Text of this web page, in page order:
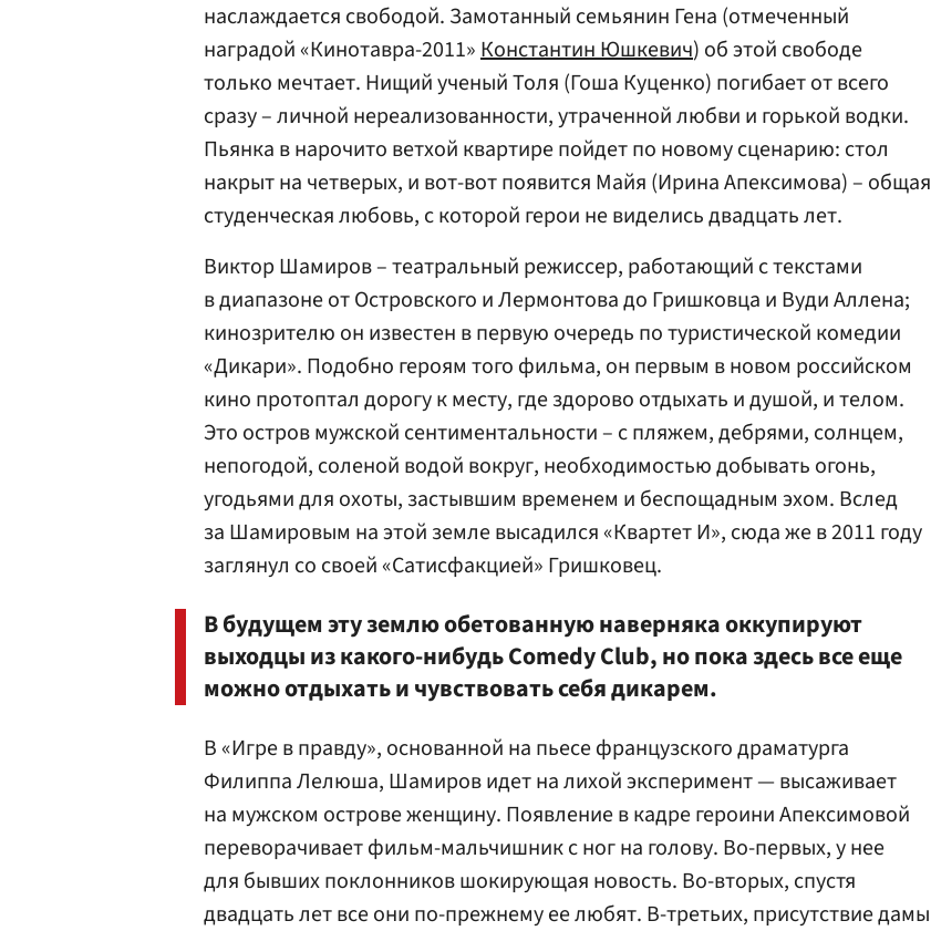
наслаждается свободой. Замотанный семьянин Гена (отмеченный
наградой «Кинотавра-2011»Константин Юшкевич) об этой свободе
только мечтает. Нищий ученый Толя (Гоша Куценко) погибает от всего
сразу – личной нереализованности, утраченной любви и горькой водки.
Пьянка в нарочито ветхой квартире пойдет по новому сценарию: стол
накрыт на четверых, и вот-вот появится Майя (Ирина Апексимова) – общая
студенческая любовь, с которой герои не виделись двадцать лет.
Виктор Шамиров – театральный режиссер, работающий с текстами
в диапазоне от Островского и Лермонтова до Гришковца и Вуди Аллена;
кинозрителю он известен в первую очередь по туристической комедии
«Дикари». Подобно героям того фильма, он первым в новом российском
кино протоптал дорогу к месту, где здорово отдыхать и душой, и телом.
Это остров мужской сентиментальности – с пляжем, дебрями, солнцем,
непогодой, соленой водой вокруг, необходимостью добывать огонь,
угодьями для охоты, застывшим временем и беспощадным эхом. Вслед
за Шамировым на этой земле высадился «Квартет И», сюда же в 2011 году
заглянул со своей «Сатисфакцией» Гришковец.
В будущем эту землю обетованную наверняка оккупируют
выходцы из какого-нибудь Comedy Club, но пока здесь все еще
можно отдыхать и чувствовать себя дикарем.
В «Игре в правду», основанной на пьесе французского драматурга
Филиппа Лелюша, Шамиров идет на лихой эксперимент — высаживает
на мужском острове женщину. Появление в кадре героини Апексимовой
переворачивает фильм-мальчишник с ног на голову. Во-первых, у нее
для бывших поклонников шокирующая новость. Во-вторых, спустя
двадцать лет все они по-прежнему ее любят. В-третьих, присутствие дамы